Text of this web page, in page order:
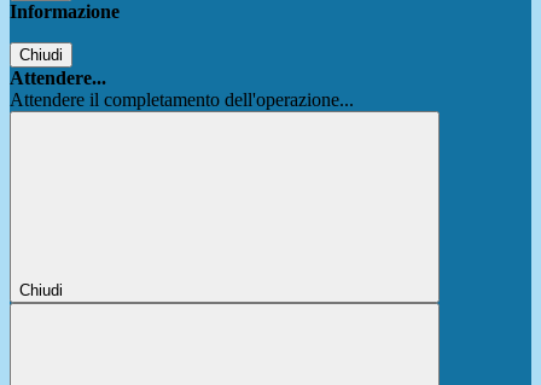
Informazione
Chiudi
Attendere...
Attendere il completamento dell'operazione...
Chiudi